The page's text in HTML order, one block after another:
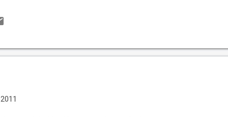
seperti IM Satria Duta Cahaya dan IM Nayaka Budhidharma.
Wanita (WIM) seperti Shafira Devi Herfesa, Laysa